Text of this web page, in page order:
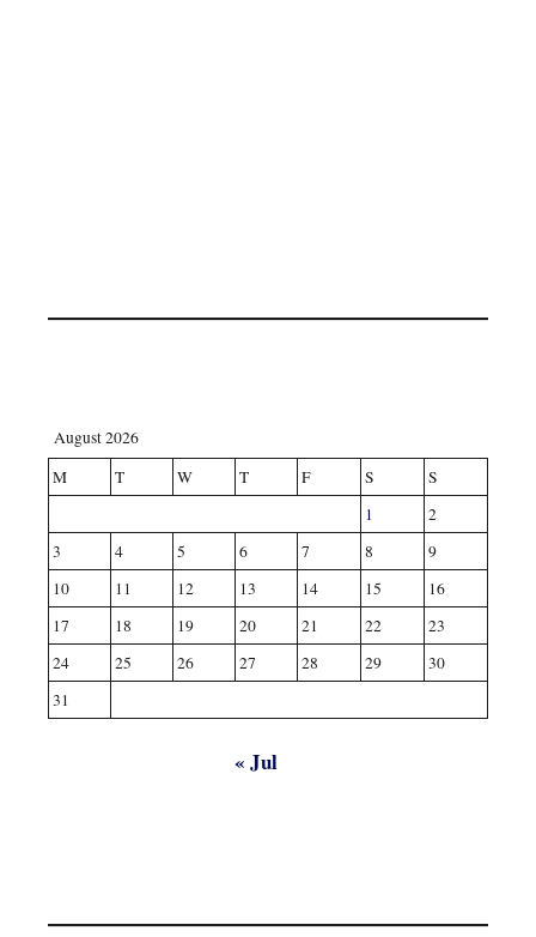
August 2026
M
T W T F S
S
1
2
3
4 5 6 7 8
9
10
11 12 13 14 15
16
17
18 19 20 21 22
23
24
25 26 27 28 29
30
31
« Jul